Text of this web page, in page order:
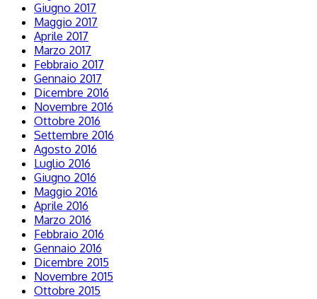
Giugno 2017
Maggio 2017
Aprile 2017
Marzo 2017
Febbraio 2017
Gennaio 2017
Dicembre 2016
Novembre 2016
Ottobre 2016
Settembre 2016
Agosto 2016
Luglio 2016
Giugno 2016
Maggio 2016
Aprile 2016
Marzo 2016
Febbraio 2016
Gennaio 2016
Dicembre 2015
Novembre 2015
Ottobre 2015